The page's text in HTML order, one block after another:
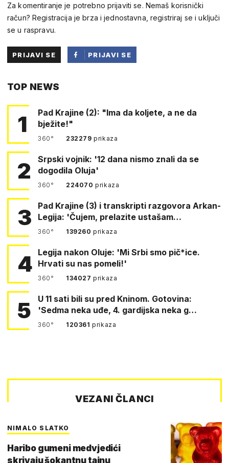
Za komentiranje je potrebno prijaviti se. Nemaš korisnički
račun? Registracija je brza i jednostavna, registriraj se i uključi
se u raspravu.
PRIJAVI SE
PRIJAVI SE
TOP NEWS
1
Pad Krajine (2): "Ima da koljete, a ne da
bježite!"
360° 232279prikaza
2
Srpski vojnik: '12 dana nismo znali da se
dogodila Oluja'
360° 224070prikaza
3
Pad Krajine (3) i transkripti razgovora Arkan-
Legija: 'Čujem, prelazite ustašam…
360° 139260prikaza
4 Legija nakon Oluje: 'Mi Srbi smo pič*ice.
Hrvati su nas pomeli!'
360° 134027prikaza
5
U 11 sati bili su pred Kninom. Gotovina:
'Sedma neka uđe, 4. gardijska neka g…
360° 120361prikaza
VEZANI ČLANCI
NIMALO SLATKO
Haribo gumeni medvjedići
skrivaju šokantnu tajnu